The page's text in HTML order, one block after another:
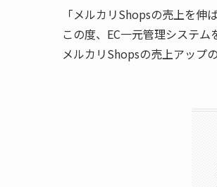
「メルカリShopsの売上を伸
この度、EC一元管理システ
メルカリShopsの売上アップ